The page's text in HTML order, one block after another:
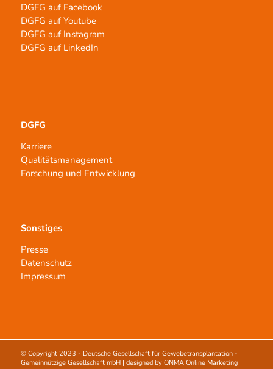
DGFG auf Facebook
DGFG auf Youtube
DGFG auf Instagram
DGFG auf LinkedIn
DGFG
Karriere
Qualitätsmanagement
Forschung und Entwicklung
Sonstiges
Presse
Datenschutz
Impressum
© Copyright 2023 - Deutsche Gesellschaft für Gewebetransplantation -
Gemeinnützige Gesellschaft mbH| designed by ONMA Online Marketing